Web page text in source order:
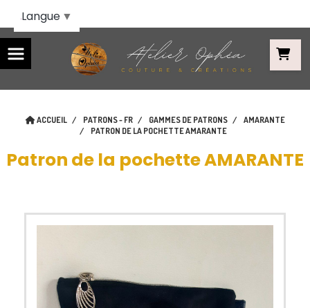
ACCUEIL PATRONS - FR GAMMES DE PATRONS
AMARANTE
PATRON DE LA POCHETTE AMARANTE
Patron de la pochette AMARANTE
Langue ▼